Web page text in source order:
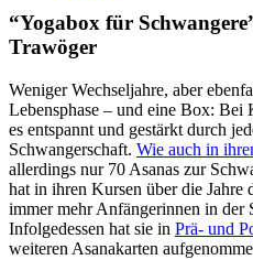
“Yogabox für
Trawöger
Weniger Wechseljahre, aber
Lebensphase – und eine Box: Bei
es entspannt und gestärkt durch
Schwangerschaft. Wie auch in
allerdings nur 70 Asanas zur
hat in ihren Kursen über die Jahre
immer mehr Anfängerinnen in der
Infolgedessen hat sie in Prä- und
weiteren Asanakarten